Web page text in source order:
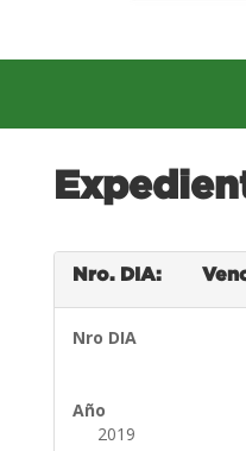
Nro. DIA:
Nro DIA
Año
2019